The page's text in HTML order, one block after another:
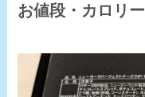
お値段・カロリ